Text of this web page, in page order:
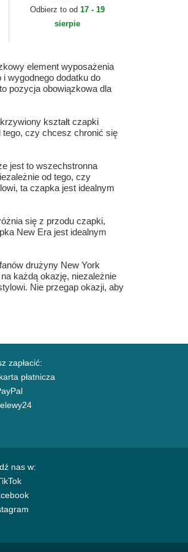
9FORTY Tech Jersey
New York Yankees MLB
Odbierz to od 17 - 19
sierpie
element wyposażenia
wygodnego dodatku do
pozycja obowiązkowa dla
kształt czapki
tego, czy chcesz chronić się
jest to wszechstronna
od tego, czy
ta czapka jest idealnym
się z przodu czapki,
New Era jest idealnym
drużyny New York
każdą okazję, niezależnie
Nie przegap okazji, aby
zapłacić:
płatnicza
nas w: